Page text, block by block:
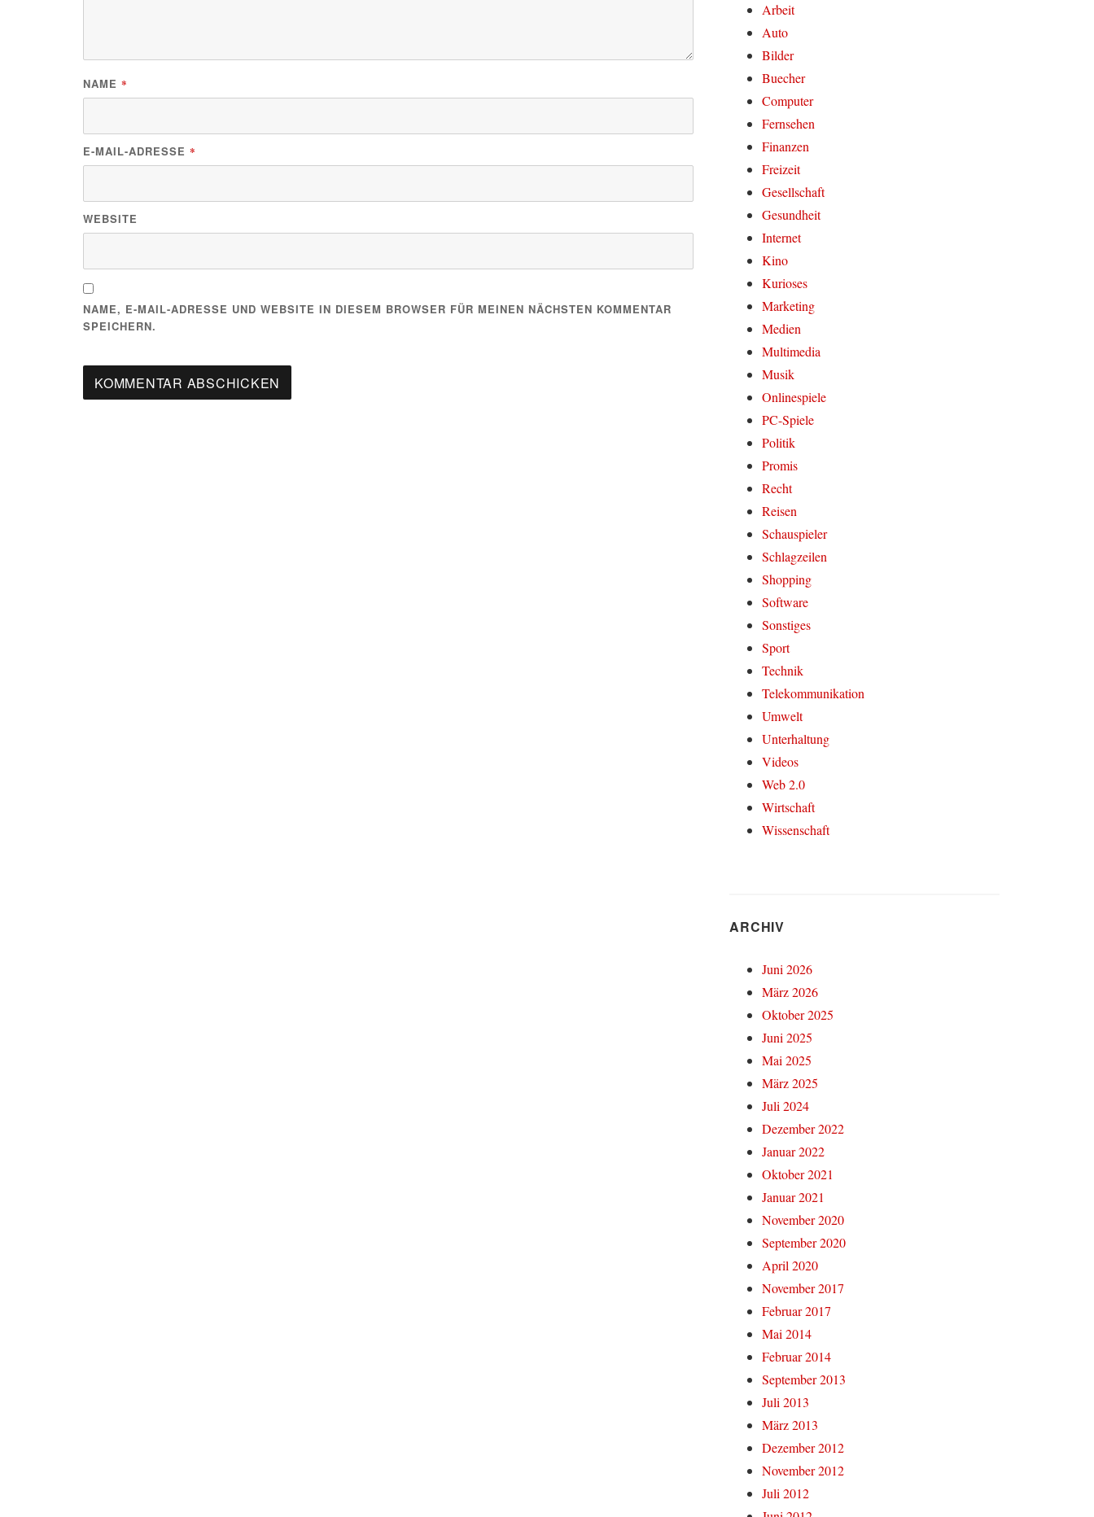
NAME *
E-MAIL-ADRESSE *
WEBSITE
NAME, E-MAIL-ADRESSE UND WEBSITE IN DIESEM BROWSER FÜR MEINEN NÄCHSTEN KOMMENTAR
SPEICHERN.
Arbeit
Auto
Bilder
Buecher
Computer
Fernsehen
Finanzen
Freizeit
Gesellschaft
Gesundheit
Internet
Kino
Kurioses
Marketing
Medien
Multimedia
Musik
Onlinespiele
PC-Spiele
Politik
Promis
Recht
Reisen
Schauspieler
Schlagzeilen
Shopping
Software
Sonstiges
Sport
Technik
Telekommunikation
Umwelt
Unterhaltung
Videos
Web 2.0
Wirtschaft
Wissenschaft
ARCHIV
Juni 2026
März 2026
Oktober 2025
Juni 2025
Mai 2025
März 2025
Juli 2024
Dezember 2022
Januar 2022
Oktober 2021
Januar 2021
November 2020
September 2020
April 2020
November 2017
Februar 2017
Mai 2014
Februar 2014
September 2013
Juli 2013
März 2013
Dezember 2012
November 2012
Juli 2012